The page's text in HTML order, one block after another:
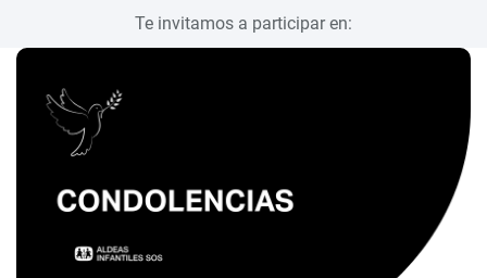
Te invitamos a participar en: